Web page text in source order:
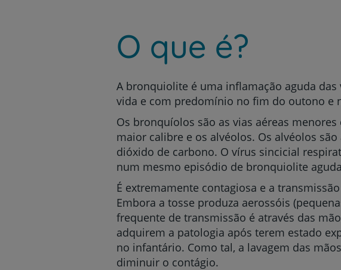
O que é?
A bronquiolite é uma inflamação aguda
vida e com predomínio no fim do outono e
Os bronquíolos são as vias aéreas
maior calibre e os alvéolos. Os alvéolos
dióxido de carbono. O vírus sincicial
num mesmo episódio de bronquiolite
É extremamente contagiosa e a
Embora a tosse produza aerossóis
frequente de transmissão é através das
adquirem a patologia após terem estado
no infantário. Como tal, a lavagem das
diminuir o contágio.